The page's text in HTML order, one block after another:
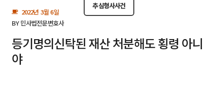
추심형사사건
2022년 3월 6일
BY민사법전문변호사
등기명의신탁된 재산 처분해도 횡령 아니
야